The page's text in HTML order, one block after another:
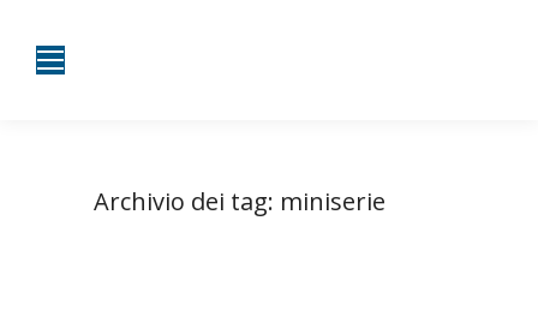
Archivio dei tag: miniserie